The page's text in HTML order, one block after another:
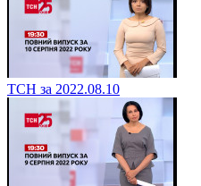
ТСН за 2022.08.10